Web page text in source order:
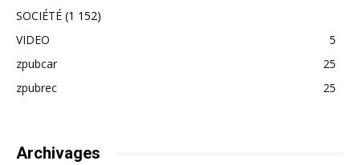
SOCIÉTÉ (1 152)
VIDEO
5
zpubcar
25
zpubrec
25
Archivages